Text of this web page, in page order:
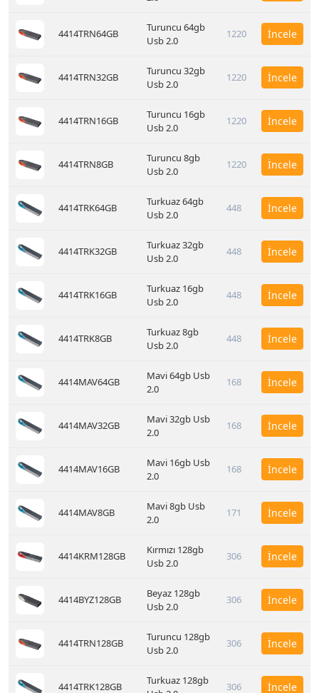
4414TRN64GB
Turuncu 64gb
Usb 2.0
1220 İncele
4414TRN32GB
Turuncu 32gb
Usb 2.0
1220 İncele
4414TRN16GB
Turuncu 16gb
Usb 2.0
1220 İncele
4414TRN8GB
Turuncu 8gb
Usb 2.0
1220 İncele
4414TRK64GB
Turkuaz 64gb
Usb 2.0
448 İncele
4414TRK32GB
Turkuaz 32gb
Usb 2.0
448 İncele
4414TRK16GB
Turkuaz 16gb
Usb 2.0
448 İncele
4414TRK8GB
Turkuaz 8gb
Usb 2.0
448 İncele
4414MAV64GB
Mavi 64gb Usb
2.0
168 İncele
4414MAV32GB
Mavi 32gb Usb
2.0
168 İncele
4414MAV16GB
Mavi 16gb Usb
2.0
168 İncele
4414MAV8GB
Mavi 8gb Usb
2.0
171 İncele
4414KRM128GB
Kırmızı 128gb
Usb 2.0
306 İncele
4414BYZ128GB
Beyaz 128gb
Usb 2.0
306 İncele
4414TRN128GB
Turuncu 128gb
Usb 2.0
306 İncele
4414TRK128GB
Turkuaz 128gb
306 İncele